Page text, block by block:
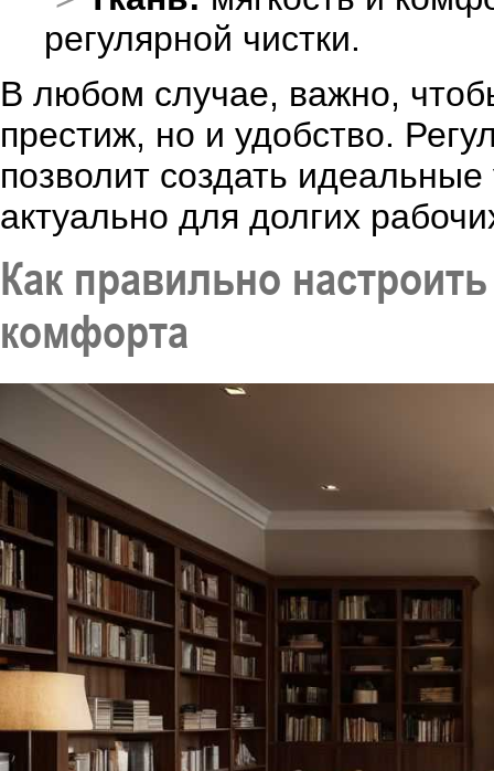
регулярной чистки.
В любом случае, важно,
престиж, но и удобство.
позволит создать
актуально для долгих
Как правильно
комфорта